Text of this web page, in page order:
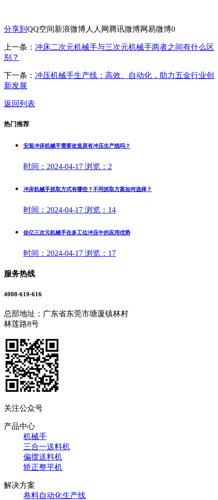
分享到 QQ空间新浪微博人人网 腾讯微博网易微博0
上一条： 冲床二次元机械手与三次元机械手两者之间有什么区
别？
下一条： 冲压机械手生产线：高效、自动化，助力五金行业创
新发展
返回列表
热门推荐
安装冲床机械手需要改造原有冲压生产线吗？
时间： 2024-04-17 浏览： 2
冲床机械手抓取方式有哪些？不同抓取方案如何选择？
时间： 2024-04-17 浏览： 14
佑亿三次元机械手在多工位冲压中的应用优势
时间： 2024-04-17 浏览： 17
服务热线
4008-610-616
总部地址：广东省东莞市塘厦镇林村
林莲路8号
关注公众号
产品中心
机械手
三合一送料机
偏摆送料机
矫正整平机
解决方案
卷料自动化生产线